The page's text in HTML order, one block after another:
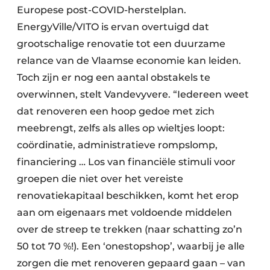
Europese post-COVID-herstelplan.
EnergyVille/VITO is ervan overtuigd dat
grootschalige renovatie tot een duurzame
relance van de Vlaamse economie kan leiden.
Toch zijn er nog een aantal obstakels te
overwinnen, stelt Vandevyvere. “Iedereen weet
dat renoveren een hoop gedoe met zich
meebrengt, zelfs als alles op wieltjes loopt:
coördinatie, administratieve rompslomp,
financiering … Los van financiële stimuli voor
groepen die niet over het vereiste
renovatiekapitaal beschikken, komt het erop
aan om eigenaars met voldoende middelen
over de streep te trekken (naar schatting zo’n
50 tot 70 %!). Een ‘onestopshop’, waarbij je alle
zorgen die met renoveren gepaard gaan – van